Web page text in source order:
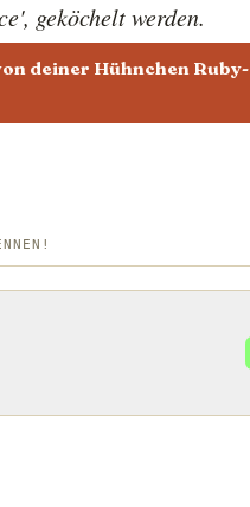
geköchelt werden.
deiner Hühnchen Ruby-